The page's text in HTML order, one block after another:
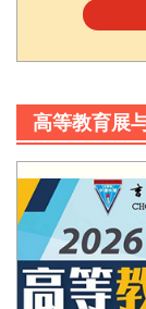
高等教育展